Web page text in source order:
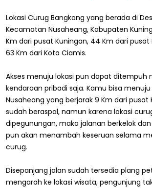
Lokasi Curug Bangkong yang berada di
Kecamatan Nusaheang, Kabupaten
Km dari pusat Kuningan, 44 Km dari
63 Km dari Kota Ciamis.
Akses menuju lokasi pun dapat ditempuh
kendaraan pribadi saja. Kamu bisa
Nusaheang yang berjarak 9 Km dari pusat
sudah beraspal, namun karena lokasi
dipegunungan, maka jalanan berkelok
pun akan menambah keseruan selama
curug.
Disepanjang jalan sudah tersedia plang
mengarah ke lokasi wisata, pengunjung